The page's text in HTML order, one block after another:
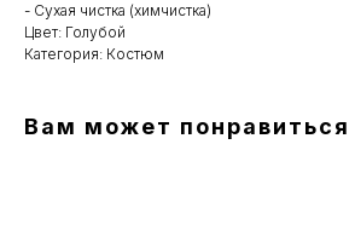
- Сухая чистка (химчистка)
Цвет: Голубой
Категория: Костюм
Вам может понравиться